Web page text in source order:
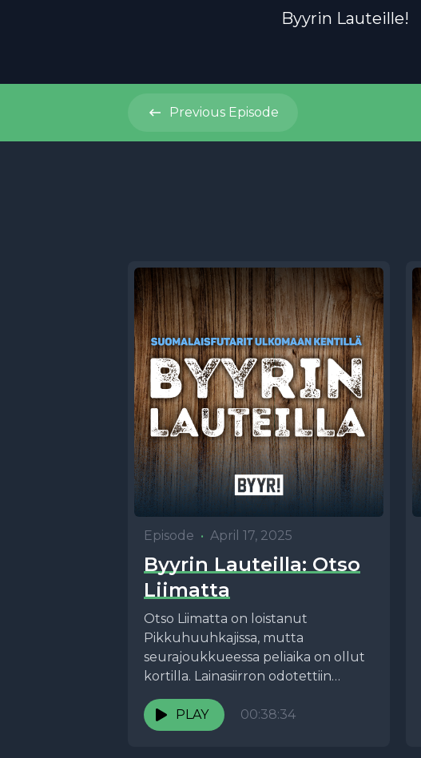
Byyrin Lauteille!
Previous Episode
Episode • April 17, 2025
Byyrin Lauteilla: Otso
Liimatta
Otso Liimatta on loistanut
Pikkuhuuhkajissa, mutta
seurajoukkueessa peliaika on ollut
kortilla. Lainasiirron odotettiin
toteutuvan, mutta sitä ei koskaan
tullut. Tässä jaksossa sukellamme
kulissien taakse...
PLAY 00:38:34